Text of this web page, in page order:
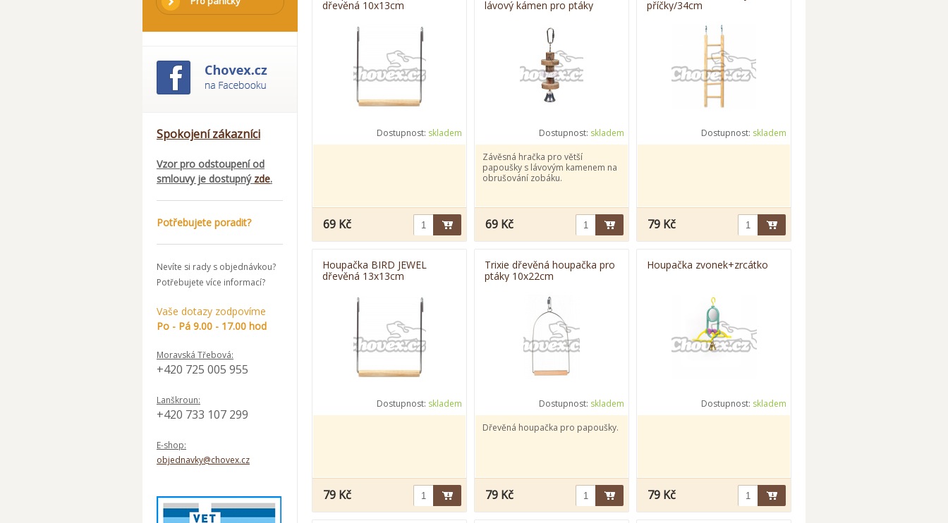
Spokojení zákazníci
Vzor pro odstoupení od
smlouvy je dostupný zde.
Potřebujete poradit?
Nevíte si rady s objednávkou?
Potřebujete více informací?
Vaše dotazy zodpovíme
Po - Pá 9.00 - 17.00 hod
Moravská Třebová:
+420 725 005 955
Lanškroun:
+420 733 107 299
E-shop:
objednavky@chovex.cz
dřevěná 10x13cm
Dostupnost: skladem
69 Kč
lávový kámen pro ptáky
Dostupnost: skladem
Závěsná hračka pro větší
papoušky s lávovým kamenem na
obrušování zobáku.
69 Kč
příčky/34cm
Dostupnost: skladem
79 Kč
Houpačka BIRD JEWEL
dřevěná 13x13cm
Dostupnost: skladem
79 Kč
Trixie dřevěná houpačka pro
ptáky 10x22cm
Dostupnost: skladem
Dřevěná houpačka pro papoušky.
79 Kč
Houpačka zvonek+zrcátko
Dostupnost: skladem
79 Kč